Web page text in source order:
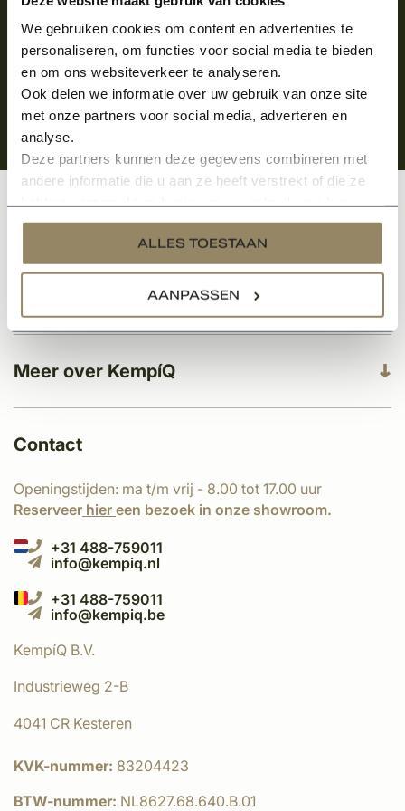
We gebruiken cookies om content en advertenties te
personaliseren, om functies voor social media te bieden
en om ons websiteverkeer te analyseren.
Ook delen we informatie over uw gebruik van onze site
met onze partners voor social media, adverteren en
analyse.
Deze partners kunnen deze gegevens combineren met
andere informatie die u aan ze heeft verstrekt of die ze
services.
ALLES TOESTAAN
AANPASSEN
Meer over KempíQ
Klantenservice
Contact
Openingstijden: ma t/m vrij - 8.00 tot 17.00 uur
Reserveer hier een bezoek in onze showroom.
+31 488-759011
info@kempiq.nl
+31 488-759011
info@kempiq.be
KempíQ B.V.
Industrieweg 2-B
4041 CR Kesteren
KVK-nummer: 83204423
BTW-nummer: NL8627.68.640.B.01